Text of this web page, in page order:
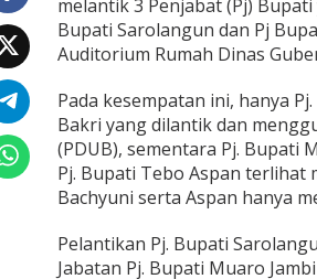
a
r
i
L
a
n
t
i
k
j
B
melantik 3 Penjabat (Pj)
Bupati Sarolangun dan Pj
Auditorium Rumah Dinas
Pada kesempatan ini, hanya
Bakri yang dilantik dan
(PDUB), sementara Pj. Bupati
Pj. Bupati Tebo Aspan terlihat
Bachyuni serta Aspan hanya
Pelantikan Pj. Bupati
Jabatan Pj. Bupati Muaro